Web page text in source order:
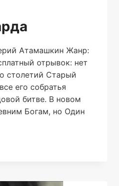
Атамашкин Жанр:
отрывок: нет
столетий Старый
его собратья
битве. В новом
Богам, но Один